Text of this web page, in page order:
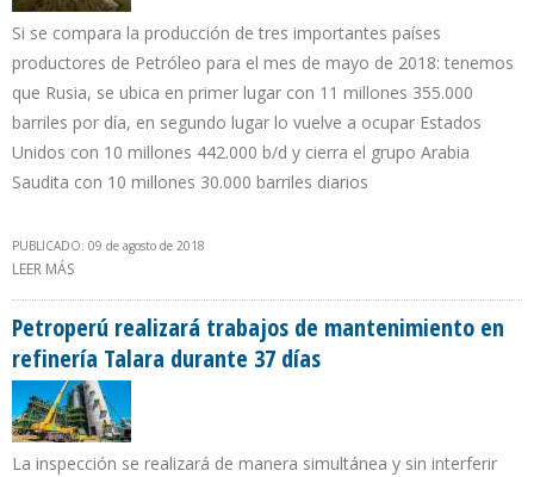
Si se compara la producción de tres importantes países
productores de Petróleo para el mes de mayo de 2018: tenemos
que Rusia, se ubica en primer lugar con 11 millones 355.000
barriles por día, en segundo lugar lo vuelve a ocupar Estados
Unidos con 10 millones 442.000 b/d y cierra el grupo Arabia
Saudita con 10 millones 30.000 barriles diarios
PUBLICADO: 09 de agosto de 2018
LEER MÁS
Petroperú realizará trabajos de mantenimiento en
refinería Talara durante 37 días
La inspección se realizará de manera simultánea y sin interferir